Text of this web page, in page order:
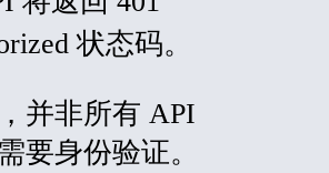
状态码。
并非所有 API
要身份验证。